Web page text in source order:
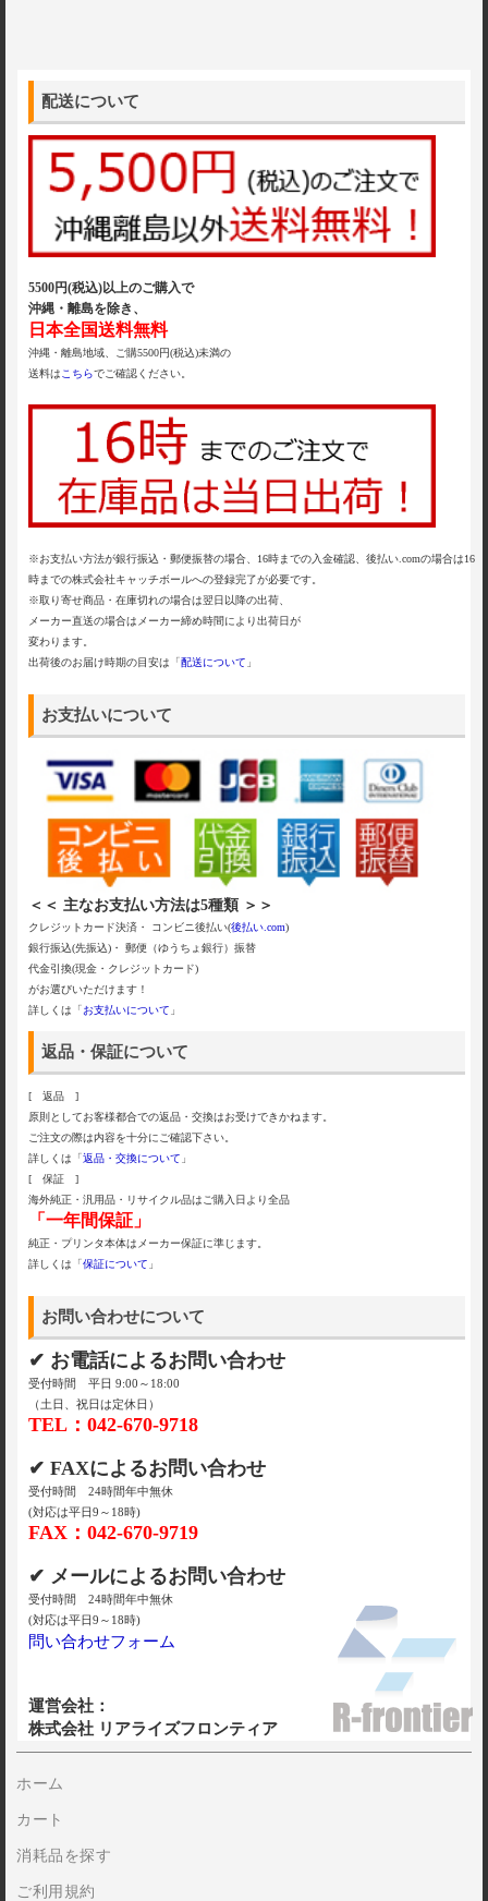
配送について
5500円(税込)以上のご購入で
沖縄・離島を除き、
日本全国送料無料
沖縄・離島地域、ご購5500円(税込)未満の
送料はこちらでご確認ください。
※お支払い方法が銀行振込・郵便振替の場合、16時までの入金確認、後払い.comの場合は16
時までの株式会社キャッチボールへの登録完了が必要です。
※取り寄せ商品・在庫切れの場合は翌日以降の出荷、
メーカー直送の場合はメーカー締め時間により出荷日が
変わります。
出荷後のお届け時期の目安は「配送について 」
お支払いについて
＜＜ 主なお支払い方法は5種類 ＞＞
クレジットカード決済・ コンビニ後払い(後払い.com)
銀行振込(先振込)・ 郵便（ゆうちょ銀行）振替
代金引換(現金・クレジットカード)
がお選びいただけます！
詳しくは「 お支払いについて 」
返品・保証について
[ 返品 ]
原則としてお客様都合での返品・交換はお受けできかねます。
ご注文の際は内容を十分にご確認下さい。
詳しくは「 返品・交換について 」
[ 保証 ]
海外純正・汎用品・リサイクル品はご購入日より全品
「一年間保証」
純正・プリンタ本体はメーカー保証に準じます。
詳しくは「 保証について 」
お問い合わせについて
✔ お電話によるお問い合わせ
受付時間 平日 9:00～18:00
（土日、祝日は定休日）
TEL：042-670-9718
✔ FAXによるお問い合わせ
受付時間 24時間年中無休
(対応は平日9～18時)
FAX：042-670-9719
✔ メールによるお問い合わせ
受付時間 24時間年中無休
(対応は平日9～18時)
問い合わせフォーム
運営会社：
株式会社 リアライズフロンティア
ホーム
カート
消耗品を探す
ご利用規約